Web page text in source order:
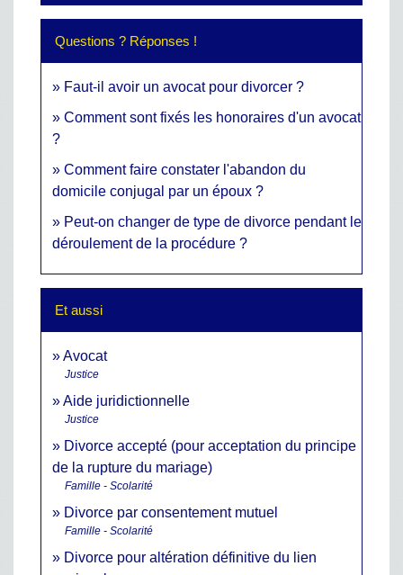
Questions ? Réponses !
Faut-il avoir un avocat pour divorcer ?
Comment sont fixés les honoraires d'un avocat
?
Comment faire constater l'abandon du
domicile conjugal par un époux ?
Peut-on changer de type de divorce pendant le
déroulement de la procédure ?
Et aussi
Avocat
Justice
Aide juridictionnelle
Justice
Divorce accepté (pour acceptation du principe
de la rupture du mariage)
Famille - Scolarité
Divorce par consentement mutuel
Famille - Scolarité
Divorce pour altération définitive du lien